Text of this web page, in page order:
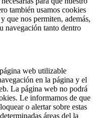
también usamos cookies
que nos permiten, además,
navegación tanto dentro
web utilizable
en la página y el
La página web no podrá
Le informamos de que
o alertar sobre estas
áreas del la